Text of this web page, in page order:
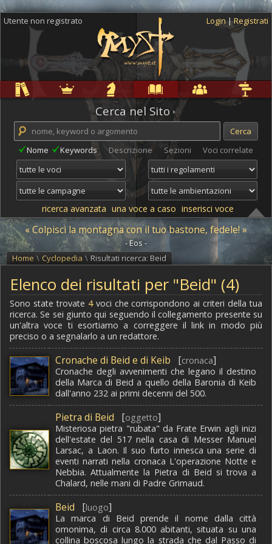
Utente non registrato Login |Registrati
Cerca nel Sito
Nome Keywords Descrizione Sezioni Voci correlate
ricerca avanzata una voce a caso inserisci voce
« Colpisci la montagna con il tuo bastone, fedele! »
- Eos -
Home \ Cyclopedia \ Risultati ricerca: Beid
Elenco dei risultati per "Beid" (4)
Sono state trovate 4voci che corrispondono ai criteri della tua
ricerca. Se sei giunto qui seguendo il collegamento presente su
un'altra voce ti esortiamo a correggere il link in modo più
preciso o a segnalarlo a un redattore.
Cronache di Beid e di Keib [cronaca]
Cronache degli avvenimenti che legano il destino
della Marca di Beid a quello della Baronia di Keib
dall'anno 232 ai primi decenni del 500.
Pietra di Beid [oggetto]
Misteriosa pietra "rubata" da Frate Erwin agli inizi
dell'estate del 517 nella casa di Messer Manuel
Larsac, a Laon. Il suo furto innesca una serie di
eventi narrati nella cronaca L'operazione Notte e
Nebbia. Attualmente la Pietra di Beid si trova a
Chalard, nelle mani di Padre Grimaud.
Beid [luogo]
La marca di Beid prende il nome dalla città
omonima, di circa 8.000 abitanti, situata su una
collina boscosa lungo la strada che dal Passo di